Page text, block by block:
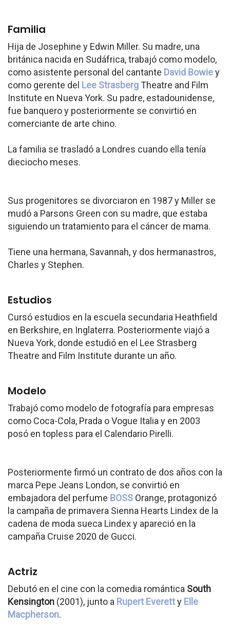
Familia
Hija de Josephine y Edwin Miller. Su madre, una
británica nacida en Sudáfrica, trabajó como modelo,
como asistente personal del cantante David Bowiey
como gerente del Lee Strasberg Theatre and Film
Institute en Nueva York. Su padre, estadounidense,
fue banquero y posteriormente se convirtió en
comerciante de arte chino.
La familia se trasladó a Londres cuando ella tenía
dieciocho meses.
Sus progenitores se divorciaron en 1987 y Miller se
mudó a Parsons Green con su madre, que estaba
siguiendo un tratamiento para el cáncer de mama.
Tiene una hermana, Savannah, y dos hermanastros,
Charles y Stephen.
Estudios
Cursó estudios en la escuela secundaria Heathfield
en Berkshire, en Inglaterra. Posteriormente viajó a
Nueva York, donde estudió en el Lee Strasberg
Theatre and Film Institute durante un año.
Modelo
Trabajó como modelo de fotografía para empresas
como Coca-Cola, Prada o Vogue Italia y en 2003
posó en topless para el Calendario Pirelli.
Posteriormente firmó un contrato de dos años con la
marca Pepe Jeans London, se convirtió en
embajadora del perfume BOSS Orange, protagonizó
la campaña de primavera Sienna Hearts Lindex de la
cadena de moda sueca Lindex y apareció en la
campaña Cruise 2020 de Gucci.
Actriz
Debutó en el cine con la comedia romántica South
Kensington (2001), junto a Rupert Everetty Elle
Macpherson.